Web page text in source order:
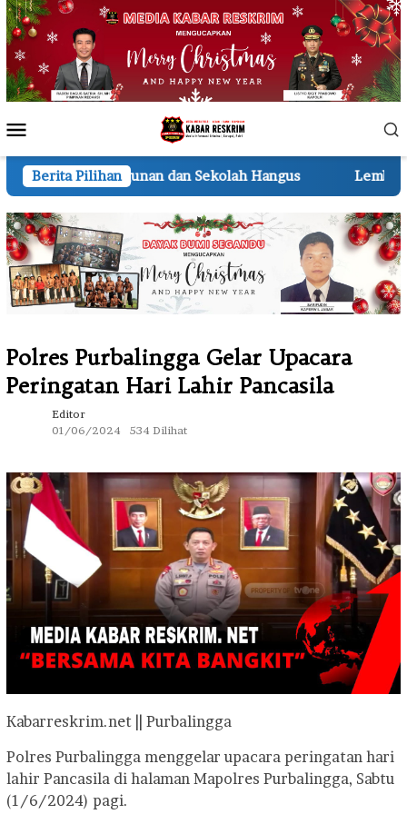
Loncat
ke
konten
Mobile
Berita Pilihan
dan Sekolah Hangus Lembur hingga Malam,
Polres Purbalingga Gelar Upacara
Peringatan Hari Lahir Pancasila
Editor
01/06/2024
534 Dilihat
Kabarreskrim.net || Purbalingga
Polres Purbalingga menggelar upacara peringatan hari
lahir Pancasila di halaman Mapolres Purbalingga, Sabtu
(1/6/2024) pagi.